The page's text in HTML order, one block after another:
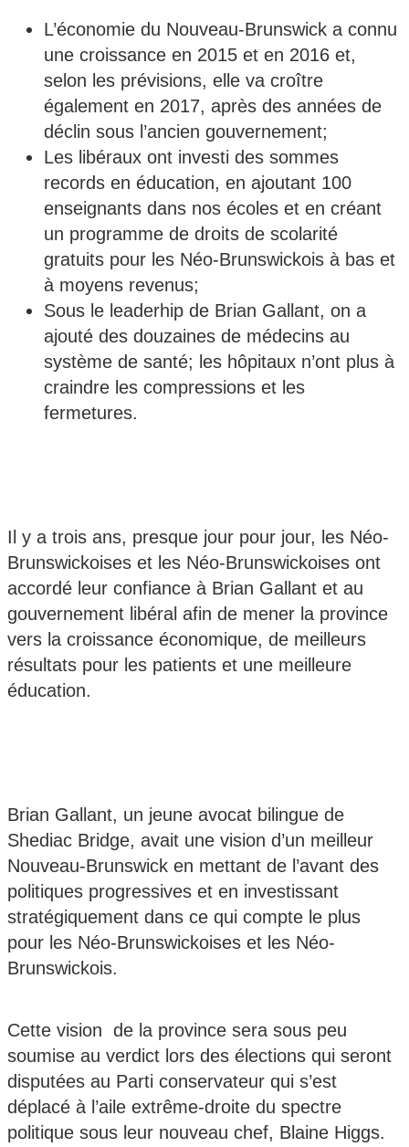
L’économie du Nouveau-Brunswick a connu
une croissance en 2015 et en 2016 et,
selon les prévisions, elle va croître
également en 2017, après des années de
déclin sous l’ancien gouvernement;
Les libéraux ont investi des sommes
records en éducation, en ajoutant 100
enseignants dans nos écoles et en créant
un programme de droits de scolarité
gratuits pour les Néo-Brunswickois à bas et
à moyens revenus;
Sous le leaderhip de Brian Gallant, on a
ajouté des douzaines de médecins au
système de santé; les hôpitaux n’ont plus à
craindre les compressions et les
fermetures.
Il y a trois ans, presque jour pour jour, les Néo-
Brunswickoises et les Néo-Brunswickoises ont
accordé leur confiance à Brian Gallant et au
gouvernement libéral afin de mener la province
vers la croissance économique, de meilleurs
résultats pour les patients et une meilleure
éducation.
Brian Gallant, un jeune avocat bilingue de
Shediac Bridge, avait une vision d’un meilleur
Nouveau-Brunswick en mettant de l’avant des
politiques progressives et en investissant
stratégiquement dans ce qui compte le plus
pour les Néo-Brunswickoises et les Néo-
Brunswickois.
Cette vision de la province sera sous peu
soumise au verdict lors des élections qui seront
disputées au Parti conservateur qui s’est
déplacé à l’aile extrême-droite du spectre
politique sous leur nouveau chef, Blaine Higgs.